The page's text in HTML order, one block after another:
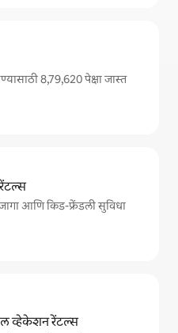
8,79,620 पेक्षा जास्त
जागा आणि किड-फ्रेंडली सुविधा
व्हेकेशन रेंटल्स